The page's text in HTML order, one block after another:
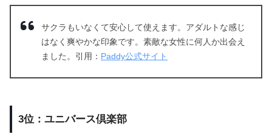
サクラもいなくて安心して使えます。アダルトな感じ
はなく爽やかな印象です。素敵な女性に何人か出会え
ました。引用： Paddy公式サイト
3位：ユニバース倶楽部